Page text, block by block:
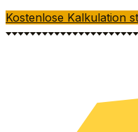
Kostenlose Kalkulation